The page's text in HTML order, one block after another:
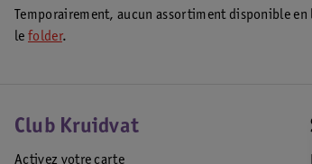
Temporairement, aucun assortiment disponible
le folder.
Club Kruidvat
Activez votre carte